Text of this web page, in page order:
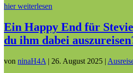
hier weiterlesen
Ein Happy End für
du ihm dabei
von ninaH4A | 26. August 2025 |